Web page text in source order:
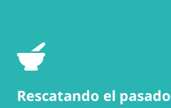
Rescatando el pasado